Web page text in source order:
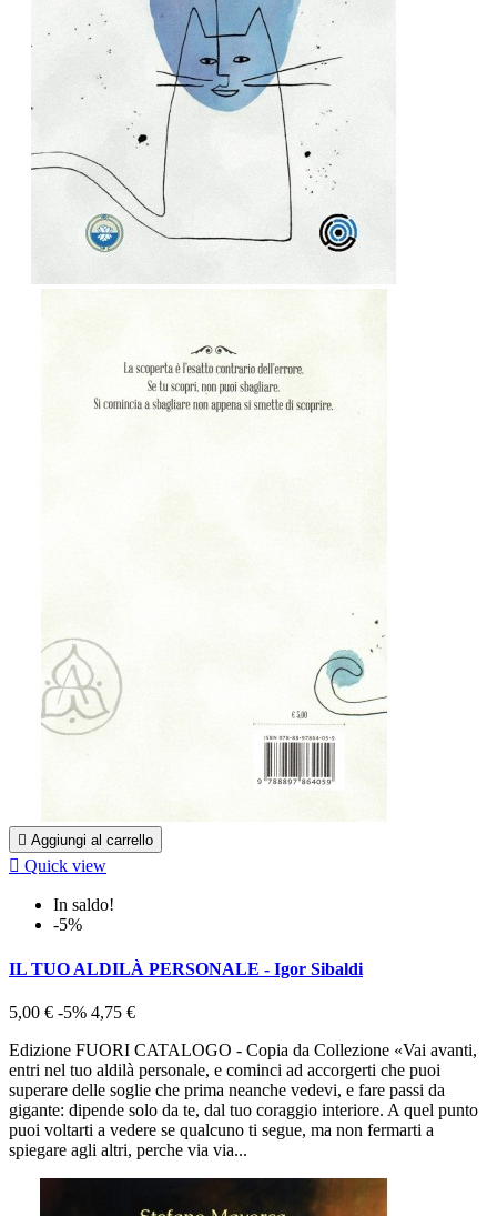
 Aggiungi al carrello
 Quick view
In saldo!
-5%
IL TUO ALDILÀ PERSONALE - Igor Sibaldi
5,00 € -5% 4,75 €
Edizione FUORI CATALOGO - Copia da Collezione «Vai avanti,
entri nel tuo aldilà personale, e cominci ad accorgerti che puoi
superare delle soglie che prima neanche vedevi, e fare passi da
gigante: dipende solo da te, dal tuo coraggio interiore. A quel punto
puoi voltarti a vedere se qualcuno ti segue, ma non fermarti a
spiegare agli altri, perche via via...